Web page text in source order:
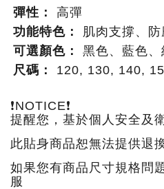
彈性：
高彈
功能特色：
肌肉支撐、
可選顏色：
黑色、藍色
尺碼：
120, 130, 140,
❗NOTICE❗
提醒您，基於個人安全及
此貼身商品恕無法提供退
如果您有商品尺寸規格問
服